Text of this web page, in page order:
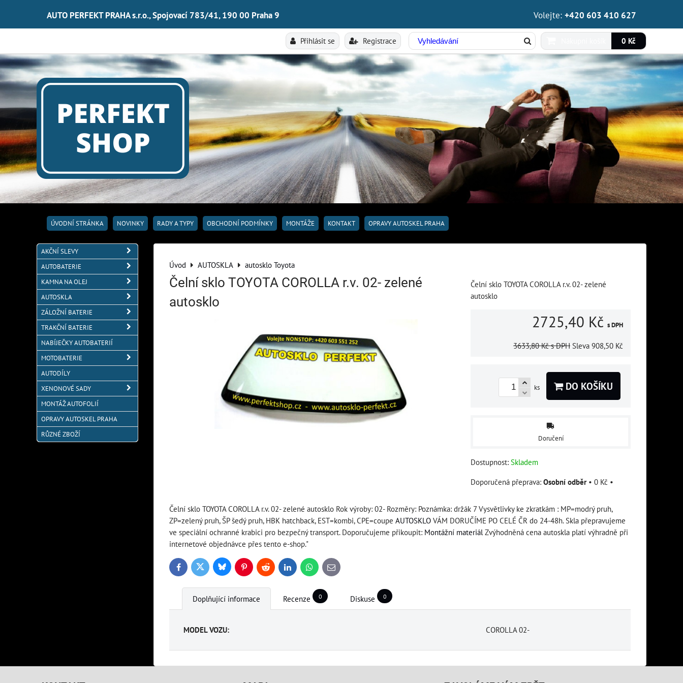
AUTO PERFEKT PRAHA s.r.o., Spojovací 783/41, 190 00 Praha 9 Volejte: +420 603 410 627
Přihlásit se Registrace 0 Kč
ÚVODNÍ STRÁNKA NOVINKY RADY A TYPY OBCHODNÍ PODMÍNKY MONTÁŽE KONTAKT OPRAVY AUTOSKEL PRAHA
Úvod AUTOSKLA autosklo Toyota
Čelní sklo TOYOTA COROLLA r.v. 02- zelené
autosklo
Čelní sklo TOYOTA COROLLA r.v. 02- zelené
autosklo
2725,40 Kč s DPH
3633,80 Kč s DPH Sleva 908,50 Kč
ks DO KOŠÍKU
Doručení
Dostupnost: Skladem
Osobní odběr • 0 Kč •
Čelní sklo TOYOTA COROLLA r.v. 02- zelené autosklo Rok výroby: 02- Rozměry: Poznámka: držák 7 Vysvětlivky ke zkratkám : MP=modrý pruh,
ZP=zelený pruh, ŠP šedý pruh, HBK hatchback, EST=kombi, CPE=coupe AUTOSKLO VÁM DORUČÍME PO CELÉ ČR do 24-48h. Skla přepravujeme
ve speciální ochranné krabici pro bezpečný transport. Doporučujeme přikoupit: Montážní materiálZvýhodněná cena autoskla platí výhradně při
internetové objednávce přes tento e-shop."
FacebookTwitter BlueskyPinterestReddit LinkedInWhatsApp
E-
mail
Doplňující informace Recenze 0 Diskuse 0
MODEL VOZU: COROLLA 02-
AKČNÍ SLEVY
AUTOBATERIE
KAMNA NA OLEJ
AUTOSKLA
ZÁLOŽNÍ BATERIE
TRAKČNÍ BATERIE
NABÍJEČKY AUTOBATERIÍ
MOTOBATERIE
AUTODÍLY
XENONOVÉ SADY
MONTÁŽ AUTOFOLIÍ
OPRAVY AUTOSKEL PRAHA
RŮZNÉ ZBOŽÍ